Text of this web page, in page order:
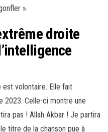
».
droite
volontaire. Elle fait
2023. Celle-ci montre une
pas ! Allah Akbar ! Je partira
titre de la chanson pue à